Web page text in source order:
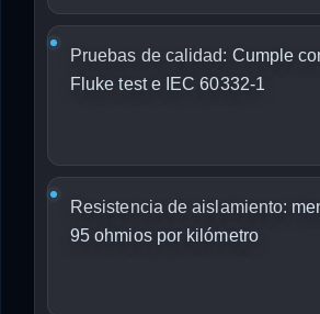
Pruebas de calidad: Cumple
Fluke test e IEC 60332-1
Resistencia de aislamiento:
95 ohmios por kilómetro